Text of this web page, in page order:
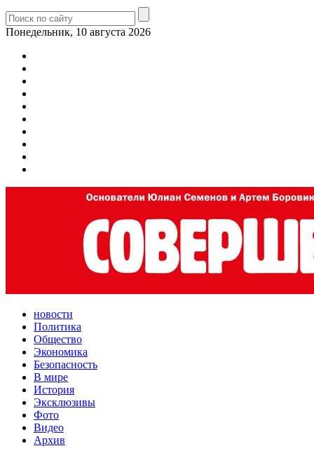
Понедельник, 10 августа 2026
новости
Политика
Общество
Экономика
Безопасность
В мире
История
Эксклюзивы
Фото
Видео
Архив